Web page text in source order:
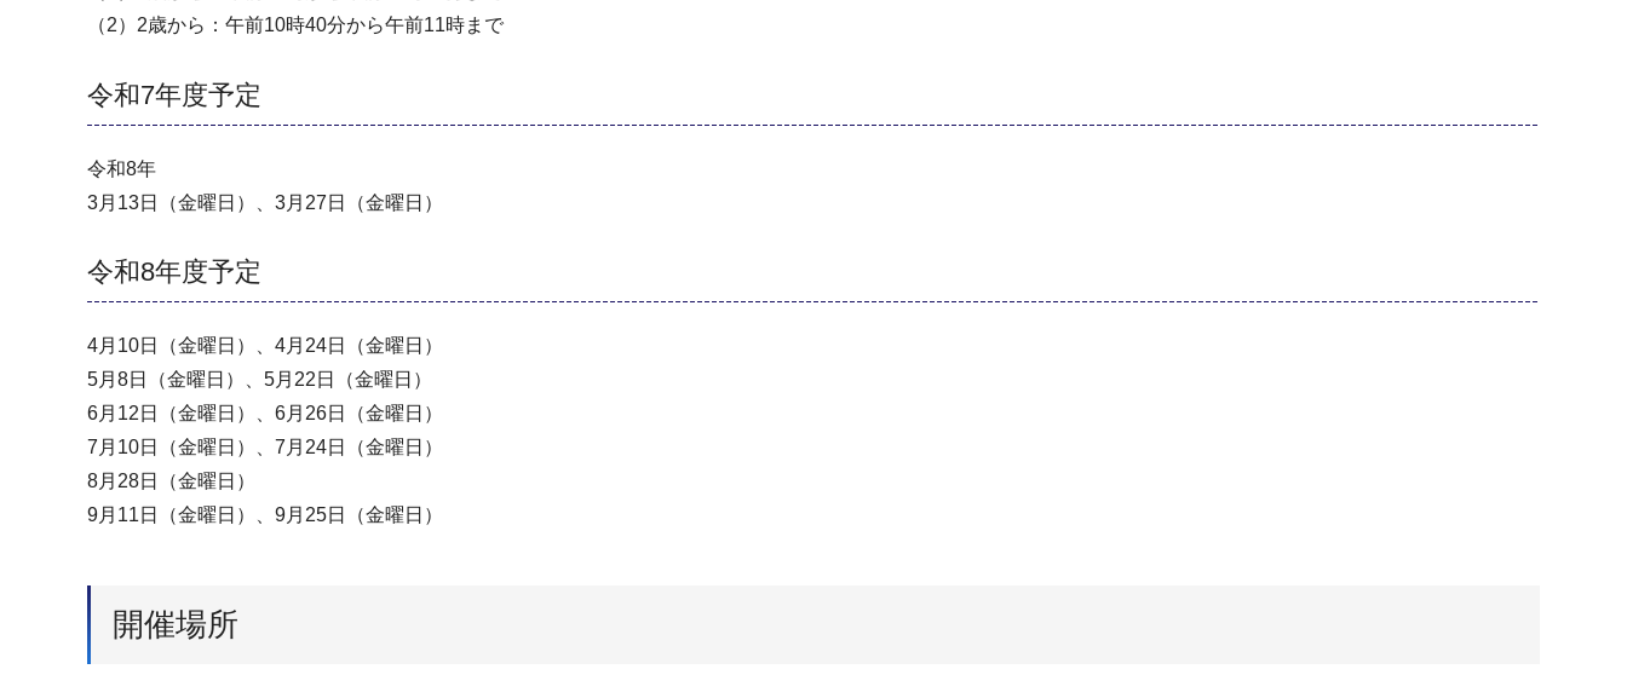
（2）2歳から：午前10時40分から午前11時まで
令和7年度予定
令和8年
3月13日（金曜日）、3月27日（金曜日）
令和8年度予定
4月10日（金曜日）、4月24日（金曜日）
5月8日（金曜日）、5月22日（金曜日）
6月12日（金曜日）、6月26日（金曜日）
7月10日（金曜日）、7月24日（金曜日）
8月28日（金曜日）
9月11日（金曜日）、9月25日（金曜日）
開催場所